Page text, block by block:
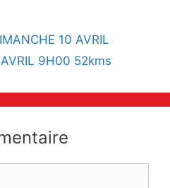
10 AVRIL
9H00 52kms